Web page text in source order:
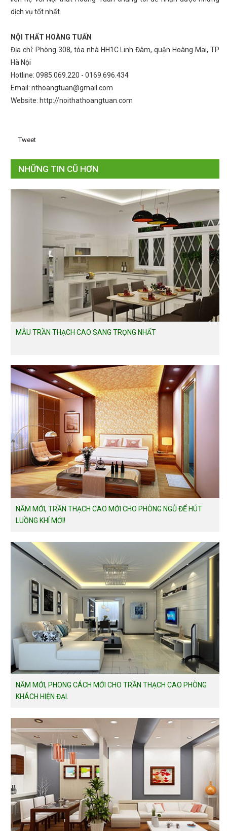
dịch vụ tốt nhất.
NỘI THẤT HOÀNG TUẤN
Địa chỉ: Phòng 308, tòa nhà HH1C Linh Đàm, quận Hoàng Mai, TP
Hà Nội
Hotline: 0985.069.220 - 0169.696.434
Email: nthoangtuan@gmail.com
Website: http://noithathoangtuan.com
Tweet
NHỮNG TIN CŨ HƠN
MẪU TRẦN THẠCH CAO SANG TRỌNG NHẤT
NĂM MỚI, TRẦN THẠCH CAO MỚI CHO PHÒNG NGỦ ĐỂ HÚT
LUỒNG KHÍ MỚI!
NĂM MỚI, PHONG CÁCH MỚI CHO TRẦN THẠCH CAO PHÒNG
KHÁCH HIỆN ĐẠI.